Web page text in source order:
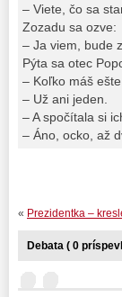
– Viete, čo sa
Zozadu sa ozve:
– Ja viem, bude
Pýta sa otec
– Koľko máš
– Už ani jeden.
– A spočítala si
– Áno, ocko, až
« Prezidentka –
Debata ( 0